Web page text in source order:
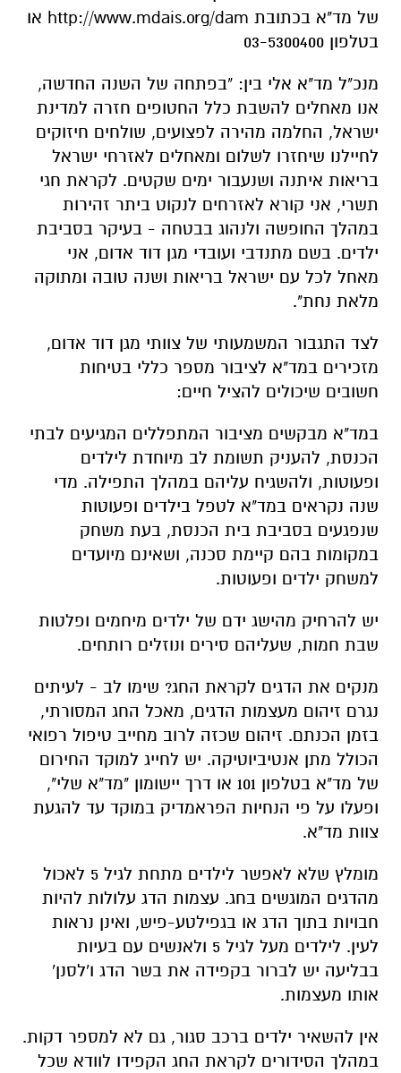
של מד"א בכתובת http://www.mdais.org/dam או
בטלפון 03-5300400
מנכ"ל מד"א אלי בין: "בפתחה של השנה החדשה,
אנו מאחלים להשבת כלל החטופים חזרה למדינת
ישראל, החלמה מהירה לפצועים, שולחים חיזוקים
לחיילנו שיחזרו לשלום ומאחלים לאזרחי ישראל
בריאות איתנה ושנעבור ימים שקטים. לקראת חגי
תשרי, אני קורא לאזרחים לנקוט ביתר זהירות
במהלך החופשה ולנהוג בבטחה - בעיקר בסביבת
ילדים. בשם מתנדבי ועובדי מגן דוד אדום, אני
מאחל לכל עם ישראל בריאות ושנה טובה ומתוקה
מלאת נחת".
לצד התגבור המשמעותי של צוותי מגן דוד אדום,
מזכירים במד"א לציבור מספר כללי בטיחות
חשובים שיכולים להציל חיים:
במד"א מבקשים מציבור המתפללים המגיעים לבתי
הכנסת, להעניק תשומת לב מיוחדת לילדים
ופעוטות, ולהשגיח עליהם במהלך התפילה. מדי
שנה נקראים במד"א לטפל בילדים ופעוטות
שנפגעים בסביבת בית הכנסת, בעת משחק
במקומות בהם קיימת סכנה, ושאינם מיועדים
למשחק ילדים ופעוטות.
יש להרחיק מהישג ידם של ילדים מיחמים ופלטות
שבת חמות, שעליהם סירים ונוזלים רותחים.
מנקים את הדגים לקראת החג? שימו לב - לעיתים
נגרם זיהום מעצמות הדגים, מאכל החג המסורתי,
בזמן הכנתם. זיהום שכזה לרוב מחייב טיפול רפואי
הכולל מתן אנטיביוטיקה. יש לחייג למוקד החירום
של מד"א בטלפון 101 או דרך יישומון "מד"א שלי",
ופעלו על פי הנחיות הפראמדיק במוקד עד להגעת
צוות מד"א.
מומלץ שלא לאפשר לילדים מתחת לגיל 5 לאכול
מהדגים המוגשים בחג. עצמות הדג עלולות להיות
חבויות בתוך הדג או בגפילטע-פיש, ואינן נראות
לעין. לילדים מעל לגיל 5 ולאנשים עם בעיות
בבליעה יש לברור בקפידה את בשר הדג ו'לסנן'
אותו מעצמות.
אין להשאיר ילדים ברכב סגור, גם לא למספר דקות.
במהלך הסידורים לקראת החג הקפידו לוודא שכל